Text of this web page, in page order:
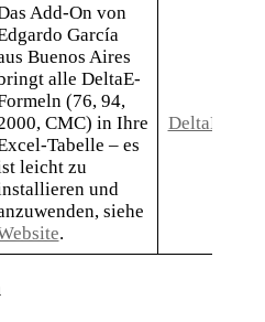
Add-On von
García
Buenos Aires
alle DeltaE-
(76, 94,
CMC) in Ihre
Tabelle – es
leicht zu
und
siehe
.
DeltaE-